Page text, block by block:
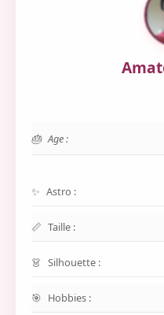
Age :
Astro :
Taille :
Silhouette :
Hobbies :